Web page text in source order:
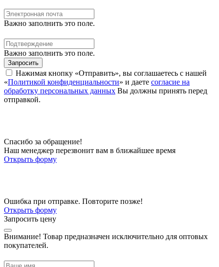
Важно заполнить это поле.
Важно заполнить это поле.
Запросить
Нажимая кнопку «Отправить», вы соглашаетесь с нашей
«Политикой конфиденциальности» и даете согласие на
обработку персональных данных Вы должны принять перед
отправкой.
Спасибо за обращение!
Наш менеджер перезвонит вам в ближайшее время
Открыть форму
Ошибка при отправке. Повторите позже!
Открыть форму
Запросить цену
Внимание! Товар предназначен исключительно для оптовых
покупателей.